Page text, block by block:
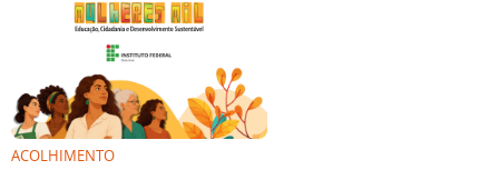
ACOLHIMENTO